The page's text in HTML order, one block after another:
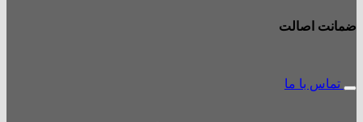
ضمانت اصالت
تماس با ما